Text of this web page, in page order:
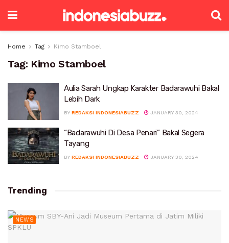
Home Tag Kimo Stamboel
Tag: Kimo Stamboel
Aulia Sarah Ungkap Karakter Badarawuhi Bakal
Lebih Dark
BY REDAKSI INDONESIABUZZ JANUARY 30, 2024
“Badarawuhi Di Desa Penari” Bakal Segera
Tayang
BY REDAKSI INDONESIABUZZ JANUARY 30, 2024
Trending
NEWS